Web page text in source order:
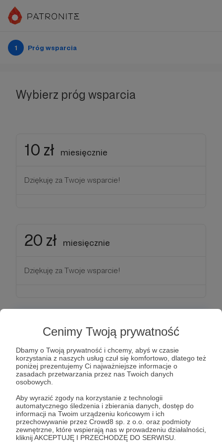
Cenimy Twoją prywatność
Dbamy o Twoją prywatność i chcemy, abyś w czasie
korzystania z naszych usług czuł się komfortowo, dlatego też
poniżej prezentujemy Ci najważniejsze informacje o
zasadach przetwarzania przez nas Twoich danych
osobowych.
Aby wyrazić zgody na korzystanie z technologii
automatycznego śledzenia i zbierania danych, dostęp do
informacji na Twoim urządzeniu końcowym i ich
przechowywanie przez Crowd8 sp. z o.o. oraz podmioty
zewnętrzne, które wspierają nas w prowadzeniu działalności,
kliknij AKCEPTUJĘ I PRZECHODZĘ DO SERWISU.
1 Próg wsparcia
Wybierz próg wsparcia
10 zł miesięcznie
Dziękuję za Twoje wsparcie!
20 zł miesięcznie
Dziękuję za Twoje wsparcie!
30 zł miesięcznie
Dziękuję za Twoje wsparcie!
50 zł miesięcznie